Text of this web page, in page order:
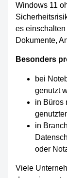
Windows 11
es
Dokumente,
Besonders
bei
genutzt
in Büros
in
oder
Viele